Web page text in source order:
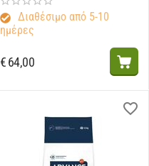
Διαθέσιμο από 5-10
ημέρες
€64,00